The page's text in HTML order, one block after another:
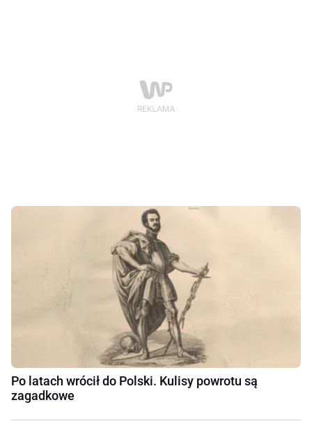
Po latach wrócił do Polski. Kulisy powrotu są
zagadkowe